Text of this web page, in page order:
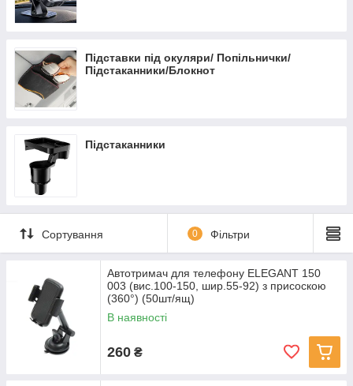
Підставки під окуляри/ Попільнички/
Підстаканники/Блокнот
Підстаканники
Сортування 0 Фільтри
Автотримач для телефону ELEGANT 150
003 (вис.100-150, шир.55-92) з присоскою
(360°) (50шт/ящ)
В наявності
260 ₴